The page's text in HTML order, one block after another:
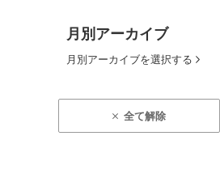
月別アーカイブ
月別アーカイブを選択する
全て解除